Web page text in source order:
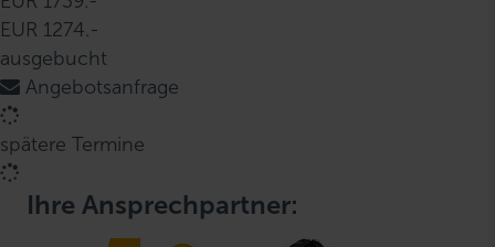
EUR 1274.-
ausgebucht
Angebotsanfrage
spätere Termine
Ihre Ansprechpartner: